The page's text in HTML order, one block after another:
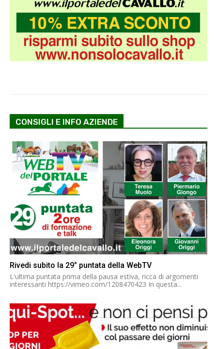
CONSIGLI E INFO AZIENDE
Rivedi subito la 29° puntata della WebTV
L'ultima puntata prima della pausa estiva, ricca di argomenti
interessanti https://vimeo.com/1208470423 In questa...